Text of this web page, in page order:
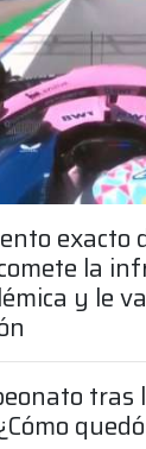
exacto
la
y le
tras